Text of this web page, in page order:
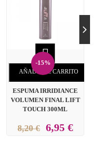
-15%

AÑADIR AL CARRITO
ESPUMA IRRIDIANCE
VOLUMEN FINAL LIFT
TOUCH 300ML
8,20 € 6,95 €